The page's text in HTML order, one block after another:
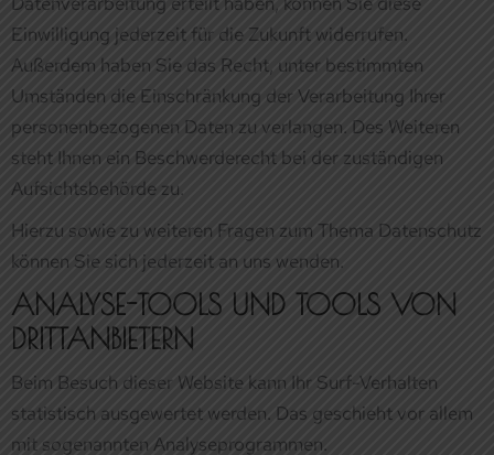
Aufsichtsbehörde zu.
Hierzu sowie zu weiteren Fragen zum Thema Datenschutz
können Sie sich jederzeit an uns wenden.
ANALYSE-TOOLS UND TOOLS VON
DRITT­ANBIETERN
statistisch ausgewertet werden. Das geschieht vor allem
mit sogenannten Analyseprogrammen.
Detaillierte Informationen zu diesen Analyseprogrammen
finden Sie in der folgenden Datenschutzerklärung.
2. HOSTING
Wir hosten die Inhalte unserer Website bei folgendem